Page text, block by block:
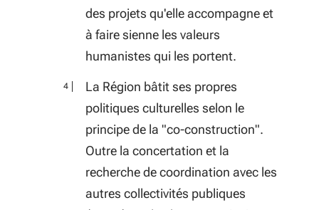
des projets qu'elle accompagne et
à faire sienne les valeurs
humanistes qui les portent.
La Région bâtit ses propres
politiques culturelles selon le
principe de la "co-construction".
Outre la concertation et la
recherche de coordination avec les
autres collectivités publiques